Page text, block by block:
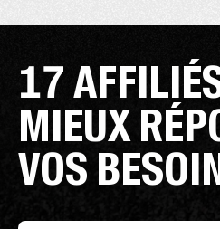
17
MIEUX
VOS